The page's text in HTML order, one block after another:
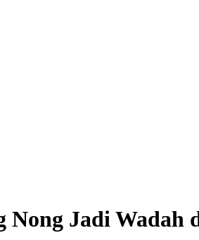
Jadi Wadah